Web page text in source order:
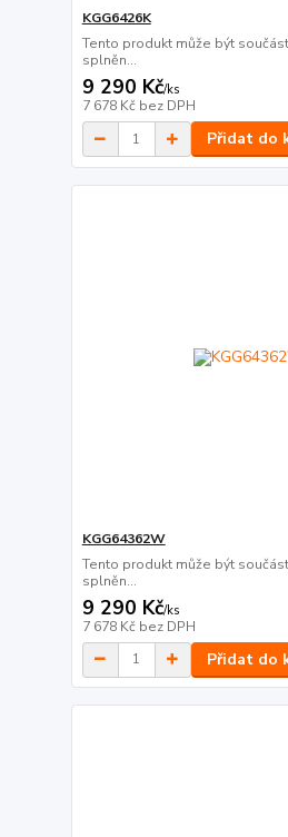
KGG6426K
Tento produkt může být
splněn...
9 290 Kč/ks
7 678 Kč bez DPH
Přidat do
KGG64362W
Tento produkt může být
splněn...
9 290 Kč/ks
7 678 Kč bez DPH
Přidat do